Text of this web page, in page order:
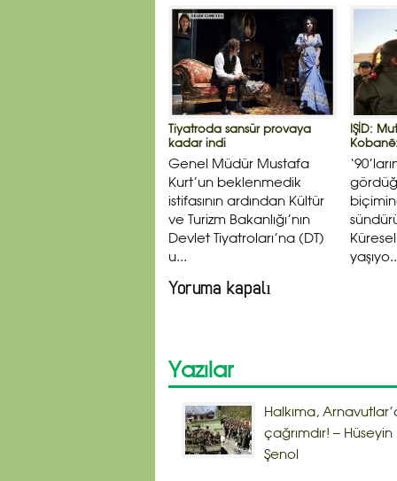
Tiyatroda sansür provaya
kadar indi
Genel Müdür Mustafa
Kurt’un beklenmedik
istifasının ardından Kültür
ve Turizm Bakanlığı’nın
Devlet Tiyatroları’na (DT)
u...
IŞİD:
Yoruma kapalı
Yazılar
Halkıma,
çağrımdır! – Hüseyin
Şenol